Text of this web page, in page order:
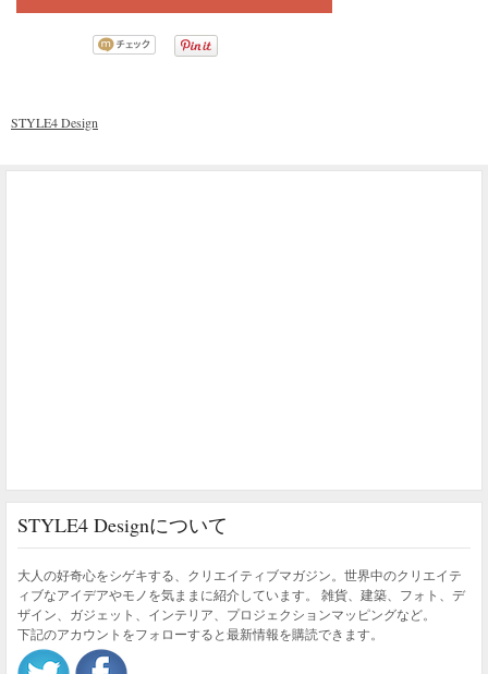
STYLE4 Design
STYLE4 Designについて
大人の好奇心をシゲキする、クリエイティブマガジン。世界中のクリエイテ
ィブなアイデアやモノを気ままに紹介しています。 雑貨、建築、フォト、デ
ザイン、ガジェット、インテリア、プロジェクションマッピングなど。
下記のアカウントをフォローすると最新情報を購読できます。